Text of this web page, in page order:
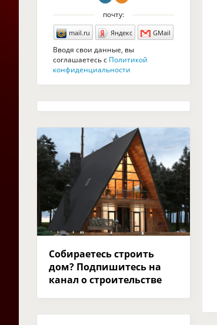
почту:
mail.ru Яндекс GMail
Вводя свои данные, вы
соглашаетесь с Политикой
конфиденциальности
Собираетесь строить
дом? Подпишитесь на
канал о строительстве